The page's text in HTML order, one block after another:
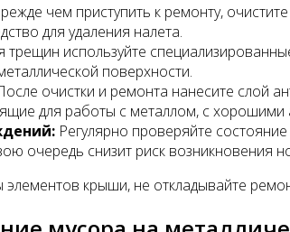
чем приступить к ремонту,
для удаления налета.
трещин используйте
поверхности.
очистки и ремонта нанесите слой
для работы с металлом, с
Регулярно проверяйте
очередь снизит риск возникновения
крыши, не откладывайте